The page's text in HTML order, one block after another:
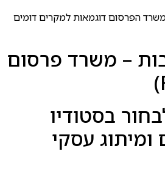
הפרסום דוגמאות למקרים דומים
– משרד פרסום
בסטודיו
עסקי